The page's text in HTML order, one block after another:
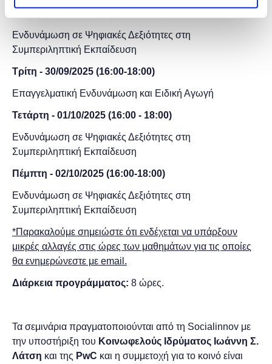
Ενδυνάμωση σε Ψηφιακές Δεξιότητες στη
Συμπεριληπτική Εκπαίδευση
Τρίτη - 30/09/2025 (16:00-18:00)
Επαγγελματική Ενδυνάμωση και Ειδική Αγωγή
Τετάρτη - 01/10/2025 (16:00 - 18:00)
Ενδυνάμωση σε Ψηφιακές Δεξιότητες στη
Συμπεριληπτική Εκπαίδευση
Πέμπτη - 02/10/2025 (16:00-18:00)
Ενδυνάμωση σε Ψηφιακές Δεξιότητες στη
Συμπεριληπτική Εκπαίδευση
*Παρακαλούμε σημειώστε ότι ενδέχεται να υπάρξουν
μικρές αλλαγές στις ώρες των μαθημάτων για τις οποίες
θα ενημερώνεστε με email.
Διάρκεια προγράμματος: 8 ώρες.
Τα σεμινάρια πραγματοποιούνται από τη Socialinnov με
την υποστήριξη του Κοινωφελούς Ιδρύματος Ιωάννη Σ.
Λάτση και της PwC και η συμμετοχή για το κοινό είναι